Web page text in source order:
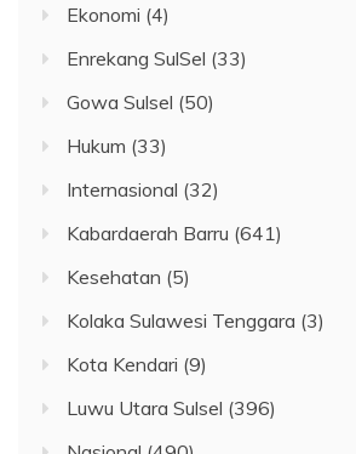
Ekonomi (4)
Enrekang SulSel (33)
Gowa Sulsel (50)
Hukum (33)
Internasional (32)
Kabardaerah Barru (641)
Kesehatan (5)
Kolaka Sulawesi Tenggara (3)
Kota Kendari (9)
Luwu Utara Sulsel (396)